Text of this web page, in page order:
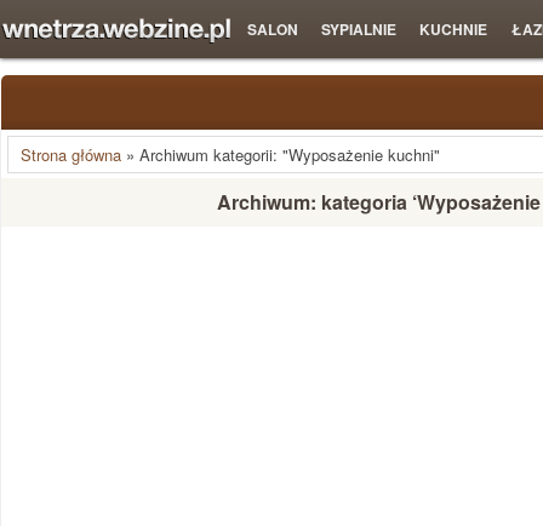
SALON SYPIALNIE KUCHNIE
Strona główna » Archiwum kategorii: "Wyposażenie kuchni"
Archiwum: kategoria